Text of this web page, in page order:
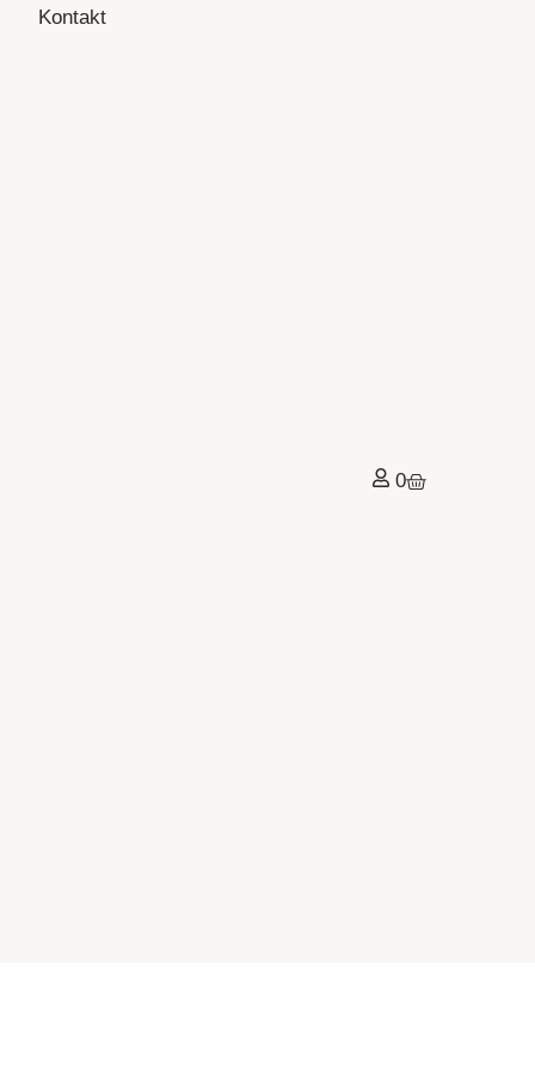
0
Kontakt